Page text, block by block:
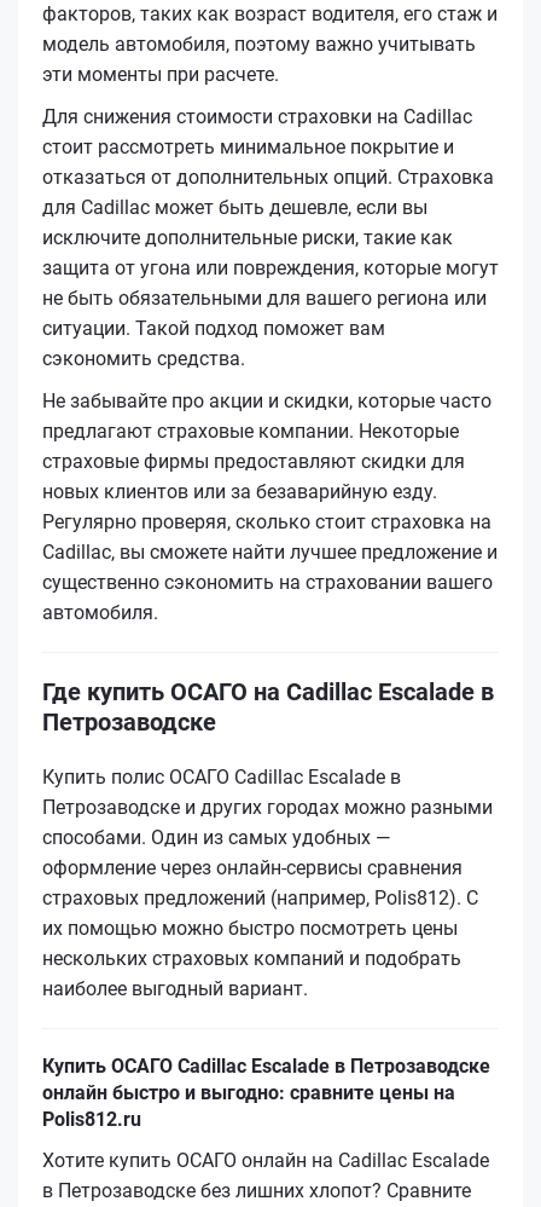
факторов, таких как возраст водителя, его стаж и
модель автомобиля, поэтому важно учитывать
эти моменты при расчете.
Для снижения стоимости страховки на Cadillac
стоит рассмотреть минимальное покрытие и
отказаться от дополнительных опций. Страховка
для Cadillac может быть дешевле, если вы
исключите дополнительные риски, такие как
защита от угона или повреждения, которые могут
не быть обязательными для вашего региона или
ситуации. Такой подход поможет вам
сэкономить средства.
Не забывайте про акции и скидки, которые часто
предлагают страховые компании. Некоторые
страховые фирмы предоставляют скидки для
новых клиентов или за безаварийную езду.
Регулярно проверяя, сколько стоит страховка на
Cadillac, вы сможете найти лучшее предложение и
существенно сэкономить на страховании вашего
автомобиля.
Где купить ОСАГО на Cadillac Escalade в
Петрозаводске
Купить полис ОСАГО Cadillac Escalade в
Петрозаводске и других городах можно разными
способами. Один из самых удобных —
оформление через онлайн-сервисы сравнения
страховых предложений (например, Polis812). С
их помощью можно быстро посмотреть цены
нескольких страховых компаний и подобрать
наиболее выгодный вариант.
Купить ОСАГО Cadillac Escalade в Петрозаводске
онлайн быстро и выгодно: сравните цены на
Polis812.ru
Хотите купить ОСАГО онлайн на Cadillac Escalade
в Петрозаводске без лишних хлопот? Сравните